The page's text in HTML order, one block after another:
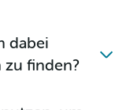
dabei
zu finden?